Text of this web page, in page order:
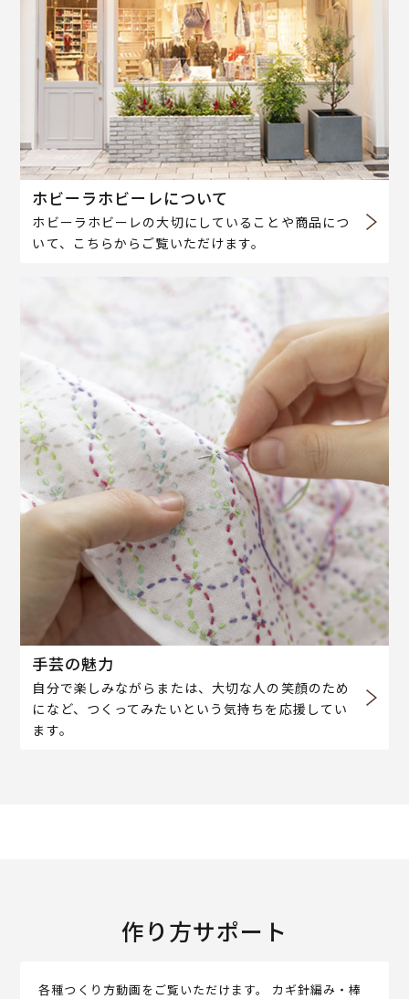
ホビーラホビーレについて
ホビーラホビーレの大切にしていることや商品につ
いて、こちらからご覧いただけます。
手芸の魅力
自分で楽しみながらまたは、大切な人の笑顔のため
になど、つくってみたいという気持ちを応援してい
ます。
作り方サポート
各種つくり方動画をご覧いただけます。 カギ針編み・棒